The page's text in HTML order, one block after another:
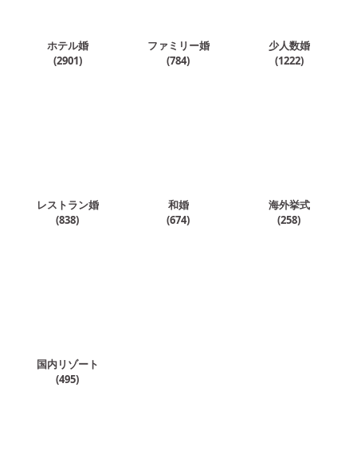
ホテル婚
(2901)
ファミリー婚
(784)
少人数婚
(1222)
レストラン婚
(838)
和婚
(674)
海外挙式
(258)
国内リゾート
(495)